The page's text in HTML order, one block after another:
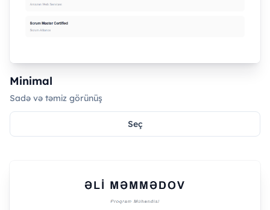
Minimal
Sadə və təmiz görünüş
Seç